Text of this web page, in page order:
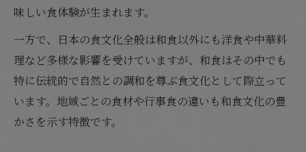
味しい食体験が生まれます。
一方で、日本の食文化全般は和食以外にも洋食や中華料
理など多様な影響を受けていますが、和食はその中でも
特に伝統的で自然との調和を尊ぶ食文化として際立って
います。地域ごとの食材や行事食の違いも和食文化の豊
かさを示す特徴です。